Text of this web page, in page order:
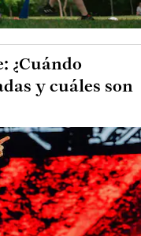
¿Cuándo
y cuáles son